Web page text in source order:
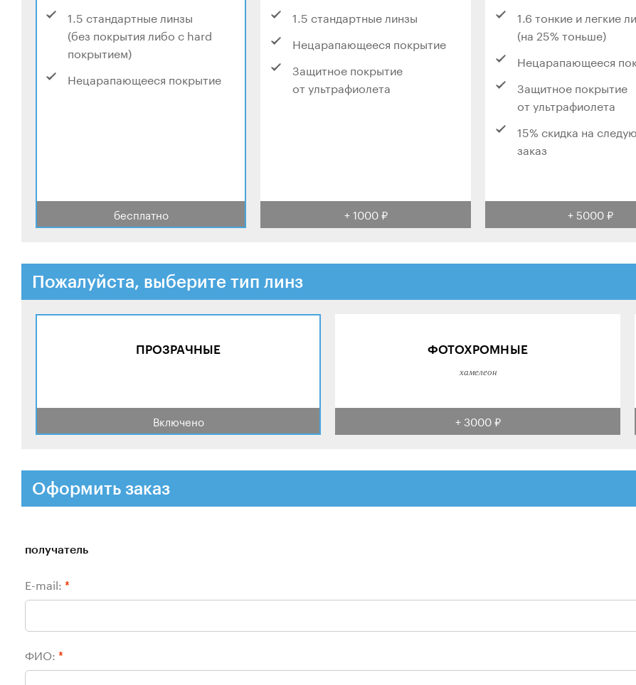
1.5 стандартные линзы
(без покрытия либо с hard
покрытием)
Нецарапающееся покрытие
бесплатно
1.5 стандартные линзы
Нецарапающееся покрытие
Защитное покрытие
от ультрафиолета
+ 1000 ₽
1.6 тонкие и легкие
(на 25% тоньше)
Нецарапающееся
Защитное покрытие
от ультрафиолета
15% скидка на
заказ
+ 5000 ₽
Пожалуйста, выберите тип линз
ПРОЗРАЧНЫЕ
Включено
ФОТОХРОМНЫЕ
хамелеон
+ 3000 ₽
Оформить заказ
получатель
E-mail: *
ФИО: *